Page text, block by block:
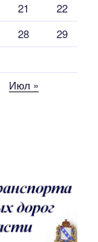
21
22
28
29
Июл »